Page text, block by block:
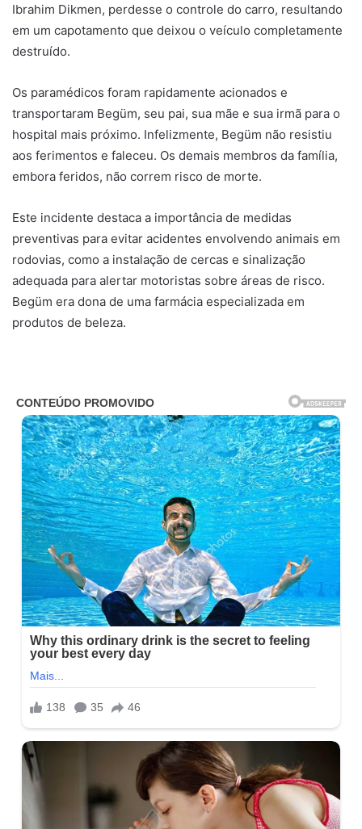
Ibrahim Dikmen, perdesse o controle do carro, resultando
em um capotamento que deixou o veículo completamente
destruído.
Os paramédicos foram rapidamente acionados e
transportaram Begüm, seu pai, sua mãe e sua irmã para o
hospital mais próximo. Infelizmente, Begüm não resistiu
aos ferimentos e faleceu. Os demais membros da família,
embora feridos, não correm risco de morte.
Este incidente destaca a importância de medidas
preventivas para evitar acidentes envolvendo animais em
rodovias, como a instalação de cercas e sinalização
adequada para alertar motoristas sobre áreas de risco.
Begüm era dona de uma farmácia especializada em
produtos de beleza.